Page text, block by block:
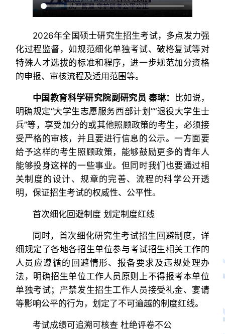
2026年全国硕士研究生招生考试，多点发力强
化过程监督，如规范细化单独考试、破格复试等对
特殊人才选拔的标准和程序，进一步规范加分资格
的申报、审核流程及适用范围等。
中国教育科学研究院副研究员 秦琳：
比如说，
明确规定“大学生志愿服务西部计划”“退役大学生士
兵”等，享受加分的或其他照顾政策的考生，必须接
受严格的审核，并且要进行信息的公示。一方面要
给予这样的考生照顾政策，能够鼓励更多的青年人
能够投身这样的一些事业。但同时我们也要通过相
关制度的设计、规章的完善、流程的科学公开透
明，保证招生考试的权威性、公平性。
首次细化回避制度 划定制度红线
同时，首次细化研究生考试招生回避制度，详
细规定了各地各招生单位参与考试招生相关工作的
人员应遵循的回避情形、报备要求及违规处理办
法，明确招生单位工作人员原则上不得报考本单位
单独考试；严禁发生招生工作人员接受礼金、宴请
等影响公平的行为，划定了不可逾越的制度红线。
考试成绩可追溯可核查 杜绝评卷不公